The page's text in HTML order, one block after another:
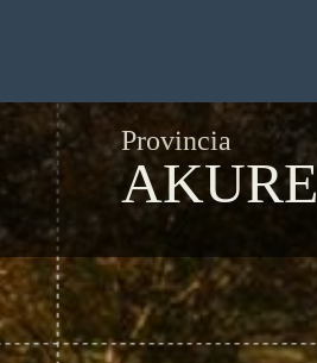
Provincia
AKURE